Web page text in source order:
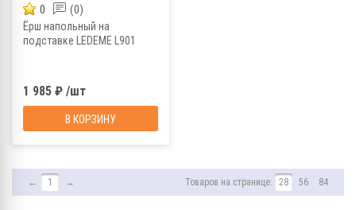
0 (0)
Ёрш напольный на
подставке LEDEME L901
1 985 ₽ /шт
В КОРЗИНУ
← 1 → Товаров на странице: 28 56 84